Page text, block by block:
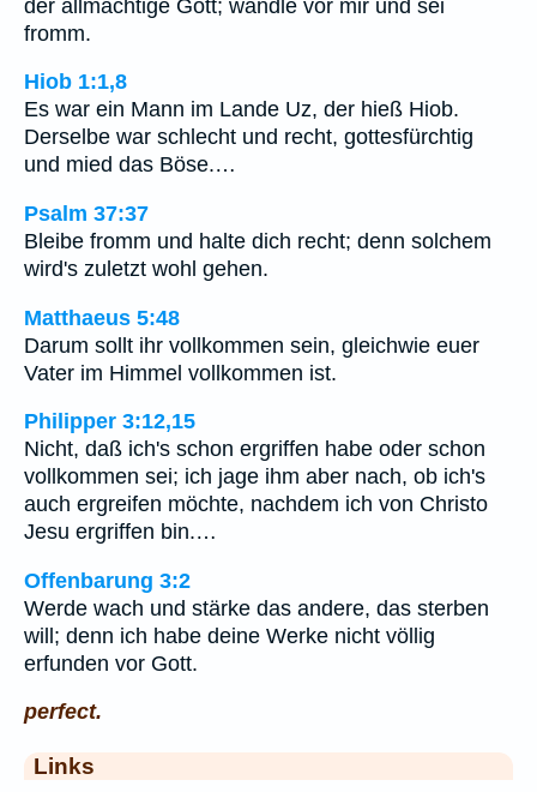
der allmächtige Gott; wandle vor mir und sei
fromm.
Hiob 1:1,8
Es war ein Mann im Lande Uz, der hieß Hiob.
Derselbe war schlecht und recht, gottesfürchtig
und mied das Böse.…
Psalm 37:37
Bleibe fromm und halte dich recht; denn solchem
wird's zuletzt wohl gehen.
Matthaeus 5:48
Darum sollt ihr vollkommen sein, gleichwie euer
Vater im Himmel vollkommen ist.
Philipper 3:12,15
Nicht, daß ich's schon ergriffen habe oder schon
vollkommen sei; ich jage ihm aber nach, ob ich's
auch ergreifen möchte, nachdem ich von Christo
Jesu ergriffen bin.…
Offenbarung 3:2
Werde wach und stärke das andere, das sterben
will; denn ich habe deine Werke nicht völlig
erfunden vor Gott.
perfect.
Links